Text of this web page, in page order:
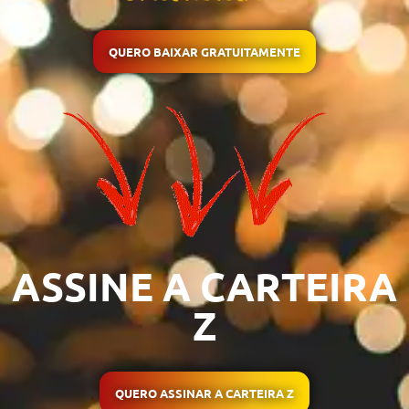
QUERO BAIXAR GRATUITAMENTE
ASSINE A CARTEIRA
Z
QUERO ASSINAR A CARTEIRA Z